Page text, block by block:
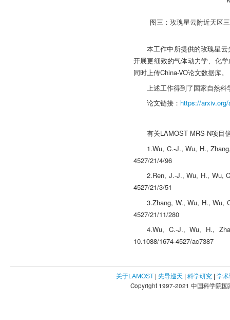
图三：玫瑰星云附近天区
本工作中所提供的玫瑰星
开展更细致的气体动力学、化
同时上传China-VO论文数据库。
上述工作得到了国家自然
论文链接： https://
有关LAMOST MRS-N项目
1.Wu, C.-J., Wu, H.,
4527/21/4/96
2.Ren, J.-J., Wu, H., Wu,
4527/21/3/51
3.Zhang, W., Wu, H., Wu,
4527/21/11/280
4.Wu, C.-J., Wu, H.,
10.1088/1674-4527/ac7387
关于LAMOST| 先导巡天 | 科学研究| 学术
Copyright 1997-2021 中国科学院